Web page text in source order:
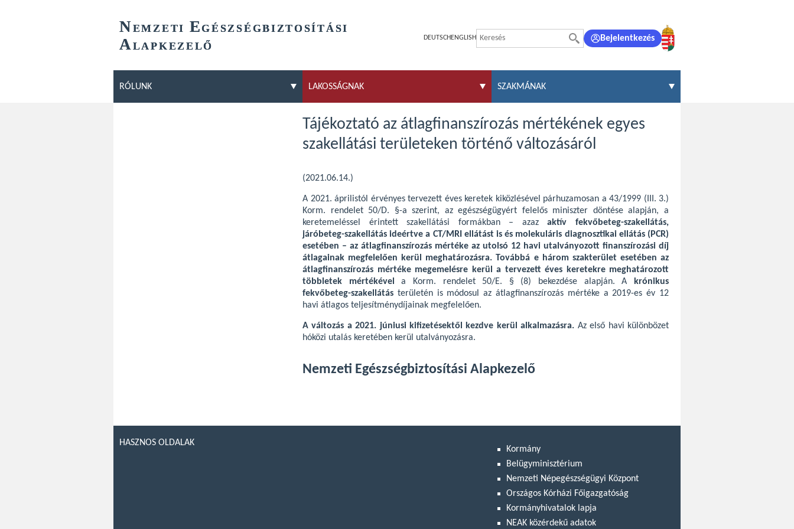
NEMZETI EGÉSZSÉGBIZTOSÍTÁSI
ALAPKEZELŐ
DEUTSCH ENGLISH Bejelentkezés
RÓLUNK LAKOSSÁGNAK SZAKMÁNAK
Tájékoztató az átlagfinanszírozás mértékének egyes
szakellátási területeken történő változásáról
(2021.06.14.)
A 2021. áprilistól érvényes tervezett éves keretek kiközlésével párhuzamosan a 43/1999 (III. 3.)
Korm. rendelet 50/D. §-a szerint, az egészségügyért felelős miniszter döntése alapján, a
keretemeléssel érintett szakellátási formákban – azazaktív fekvőbeteg-szakellátás,
járóbeteg-szakellátás ideértve a CT/MRI ellátást is és molekuláris diagnosztikai ellátás (PCR)
esetében – az átlagfinanszírozás mértéke az utolsó 12 havi utalványozott finanszírozási díj
átlagainak megfelelően kerül meghatározásra. Továbbá e három szakterület esetében az
átlagfinanszírozás mértéke megemelésre kerül a tervezett éves keretekre meghatározott
többletek mértékével
a Korm. rendelet 50/E. § (8) bekezdése alapján. A
krónikus
fekvőbeteg-szakellátás területén is módosul az átlagfinanszírozás mértéke a 2019-es év 12
havi átlagos teljesítménydíjainak megfelelően.
A változás a 2021. júniusi kifizetésektől kezdve kerül alkalmazásra. Az első havi különbözet
hóközi utalás keretében kerül utalványozásra.
Nemzeti Egészségbiztosítási Alapkezelő
HASZNOS OLDALAK
Kormány
Belügyminisztérium
Nemzeti Népegészségügyi Központ
Országos Kórházi Főigazgatóság
Kormányhivatalok lapja
NEAK közérdekű adatok